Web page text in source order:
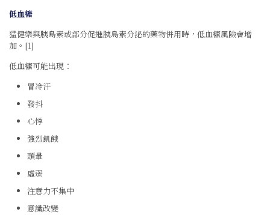
低血糖
猛健樂與胰島素或部分促進胰島素分泌的藥物併用時，低血糖風險會增
加。[1]
低血糖可能出現：
冒冷汗
發抖
心悸
強烈飢餓
頭暈
虛弱
注意力不集中
意識改變